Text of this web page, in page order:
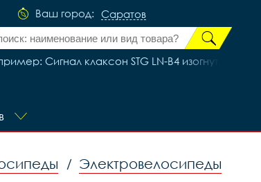
Ваш город: Саратов
Сигнал клаксон STG LN-B4 изогнутый
/ Электровелосипеды